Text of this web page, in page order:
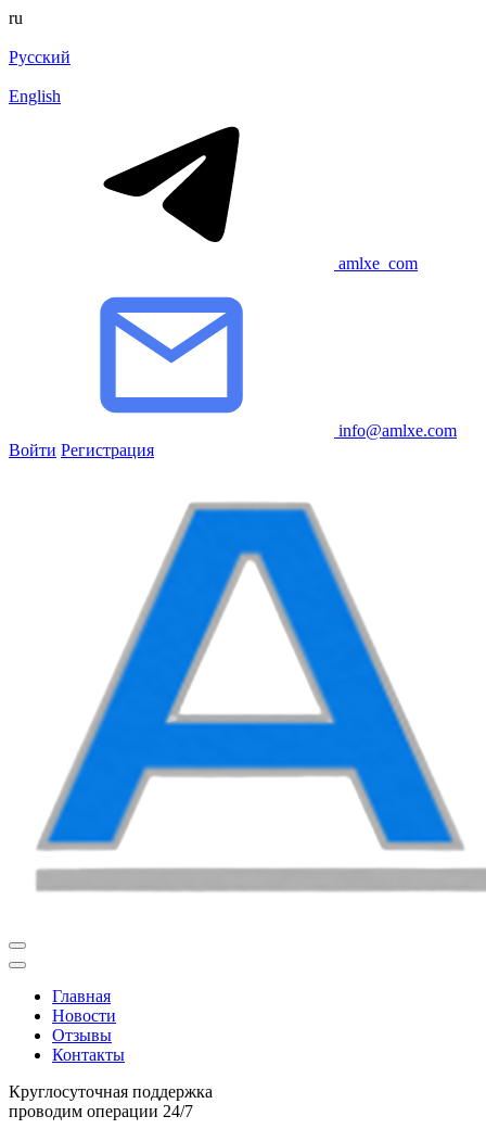
ru
Русский
English
amlxe_com
info@amlxe.com
Войти Регистрация
Главная
Новости
Отзывы
Контакты
Круглосуточная поддержка
проводим операции 24/7